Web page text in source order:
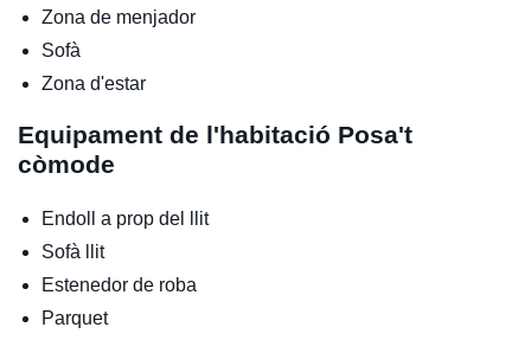
Zona de menjador
Sofà
Zona d'estar
Equipament de l'habitació Posa't
còmode
Endoll a prop del llit
Sofà llit
Estenedor de roba
Parquet